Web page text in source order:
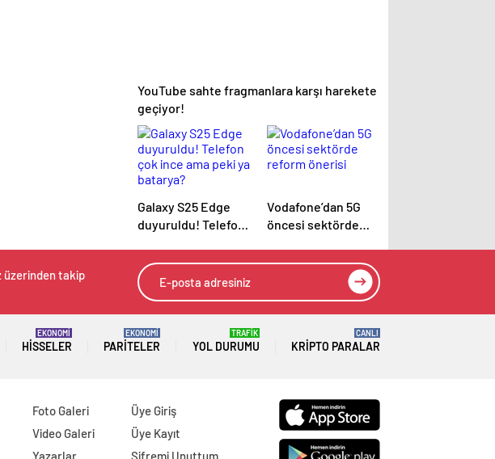
YouTube sahte fragmanlara karşı harekete
geçiyor!
Galaxy S25 Edge
duyuruldu! Telefon
ya batarya?
Vodafone’dan 5G
öncesi sektörde
üzerinden takip
HISSELER
EKONOMİ
PARITELER
EKONOMİ
YOL DURUMU
TRAFİK
KRIPTO PARALAR
CANLI
Foto Galeri
Video Galeri
Yazarlar
Üye Giriş
Üye Kayıt
Şifremi Unuttum